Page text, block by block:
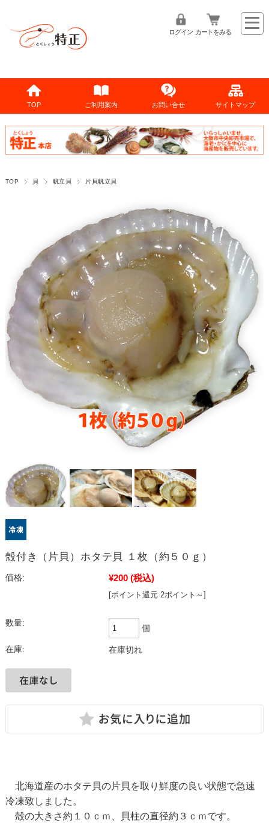
ログイン カートをみる
TOP ご利用案内 お問い合せ サイトマップ
TOP 貝 帆立貝 片貝帆立貝
殻付き（片貝）ホタテ貝 １枚（約５０ｇ）
価格: ¥200 (税込)
[ポイント還元 2ポイント～]
数量:
個
在庫: 在庫切れ
北海道産のホタテ貝の片貝を取り鮮度の良い状態で急速
冷凍致しました。
殻の大きさ約１０ｃｍ、貝柱の直径約３ｃｍです。